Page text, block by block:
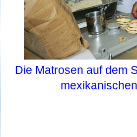
Die Matrosen auf dem